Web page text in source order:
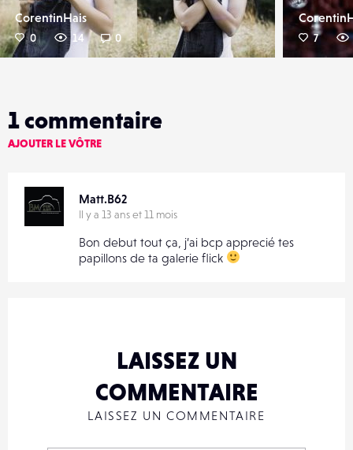
CorentinHais
0 14 0 7
1commentaire
AJOUTER LE VÔTRE
Matt.B62
Il y a 13 ans et 11 mois
Bon debut tout ça, j’ai bcp apprecié tes
papillons de ta galerie flick
LAISSEZ UN
COMMENTAIRE
LAISSEZ UN COMMENTAIRE